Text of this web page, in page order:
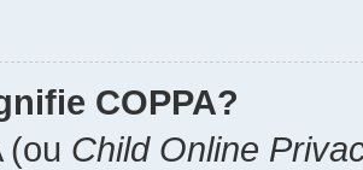
COPPA?
(ou Child Online